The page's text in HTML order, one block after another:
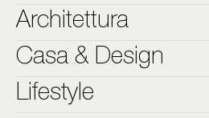
Architettura
Casa & Design
Lifestyle